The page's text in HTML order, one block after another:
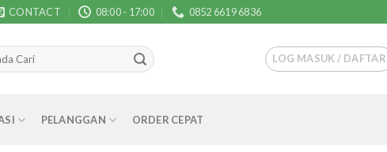
CONTACT 08:00 - 17:00 0852 6619 6836
LOG MASUK / DAFTAR
PELANGGAN ORDER CEPAT